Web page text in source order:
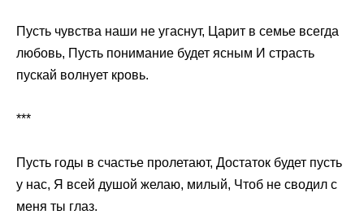
Пусть чувства наши не угаснут, Царит в семье всегда
любовь, Пусть понимание будет ясным И страсть
пускай волнует кровь.
***
Пусть годы в счастье пролетают, Достаток будет пусть
у нас, Я всей душой желаю, милый, Чтоб не сводил с
меня ты глаз.